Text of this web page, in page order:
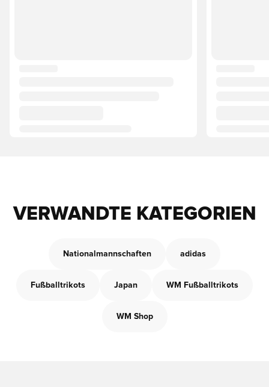
VERWANDTE KATEGORIEN
Nationalmannschaften adidas
Fußballtrikots Japan WM Fußballtrikots
WM Shop